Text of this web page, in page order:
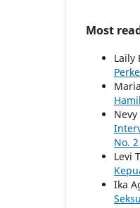
Most
Laily
No.
Levi
Ika